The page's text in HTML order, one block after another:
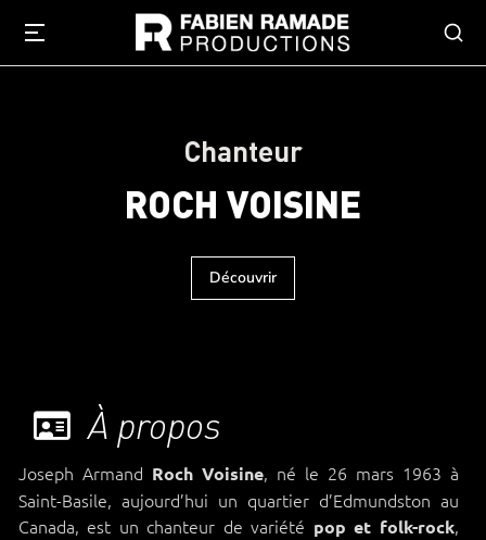
Chanteur
ROCH VOISINE
Découvrir
À propos
Joseph Armand Roch Voisine, né le 26 mars 1963 à
Saint-Basile, aujourd’hui un quartier d’Edmundston au
Canada, est un chanteur de variété pop et folk-rock,